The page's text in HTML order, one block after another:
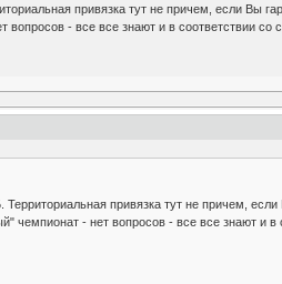
привязка тут не причем, если Вы
- все все знают и в соответствии
привязка тут не причем,
чемпионат - нет вопросов - все все знают и